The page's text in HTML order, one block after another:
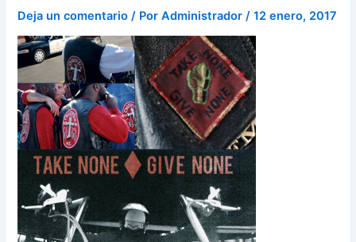
Deja un comentario / PorAdministrador/12 enero, 2017